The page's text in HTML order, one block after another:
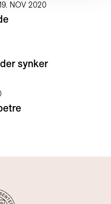
NOV 2020
synker